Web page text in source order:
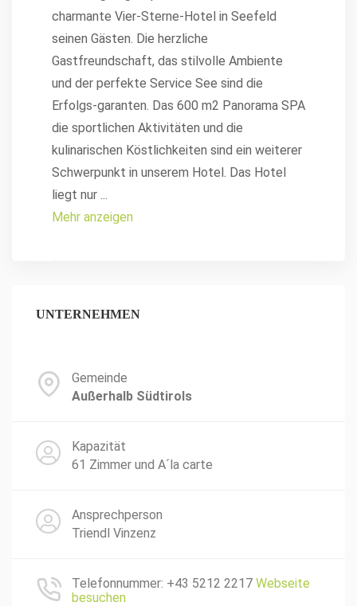
charmante Vier-Sterne-Hotel in Seefeld
seinen Gästen. Die herzliche
Gastfreundschaft, das stilvolle Ambiente
und der perfekte Service See sind die
Erfolgs-garanten. Das 600 m2 Panorama SPA
die sportlichen Aktivitäten und die
kulinarischen Köstlichkeiten sind ein weiterer
Schwerpunkt in unserem Hotel. Das Hotel
liegt nur ...
Mehr anzeigen
UNTERNEHMEN
Gemeinde
Außerhalb Südtirols
Kapazität
61 Zimmer und A´la carte
Ansprechperson
Triendl Vinzenz
Telefonnummer: +43 5212 2217 Webseite
besuchen